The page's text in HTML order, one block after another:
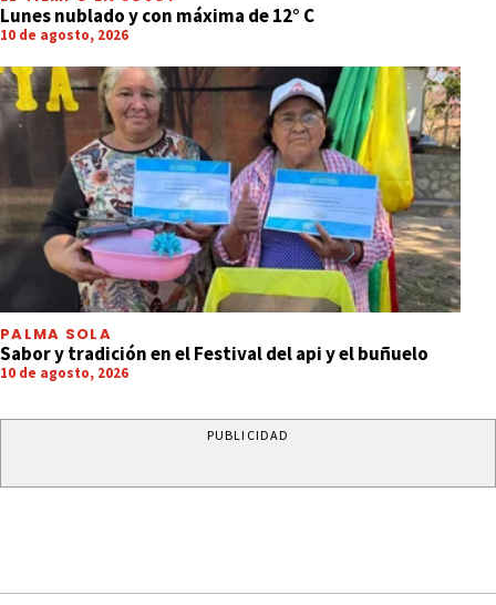
Lunes nublado y con máxima de 12° C
10 de agosto, 2026
PALMA SOLA
Sabor y tradición en el Festival del api y el buñuelo
10 de agosto, 2026
PUBLICIDAD